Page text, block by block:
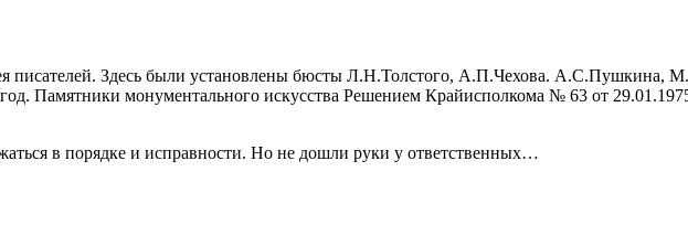
писателей. Здесь были установлены бюсты Л.Н.Толстого, А.П.Чехова. А.С.Пушкина,
Памятники монументального искусства Решением Крайисполкома № 63 от
в порядке и исправности. Но не дошли руки у ответственных…